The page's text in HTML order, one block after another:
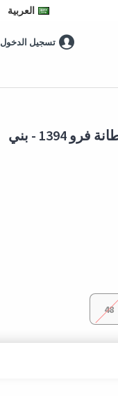
العربية
تسجيل الدخول
- بني
48